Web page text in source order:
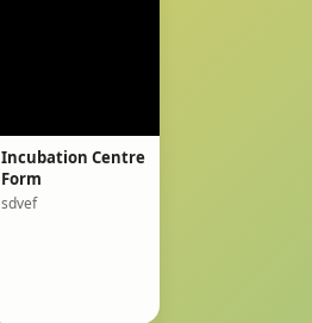
Incubation Centre
Form
sdvef